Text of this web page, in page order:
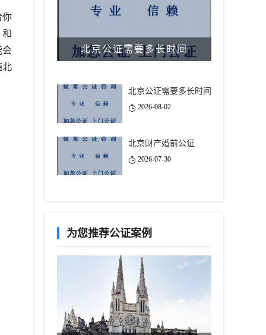
你
会
北
北京公证需要多长时间
北京公证需要多长时间
2026-08-02
北京财产婚前公证
2026-07-30
为您推荐公证案例